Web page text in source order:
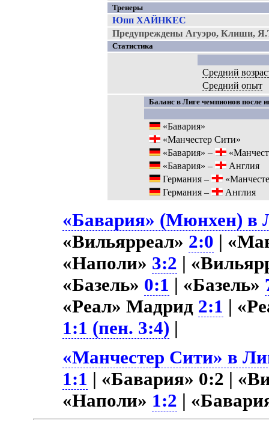
Тренеры
Юпп ХАЙНКЕС
Предупреждены Агуэро, Клиши,
Статистика
Средний
Средний опыт
Баланс в Лиге чемпионов после
«Бавария»
«Манчестер Сити»
«Бавария» –
«Бавария» –
Англия
Германия –
Германия –
Англия
«Бавария» (Мюнхен) в
«Вильярреал» 2:0 |
«Наполи» 3:2 |
«Базель» 0:1 | «Базель»
«Реал» Мадрид 2:1 |
1:1 (пен. 3:4) |
«Манчестер Сити» в
1:1 | «Бавария» 0:2 |
«Наполи» 1:2 |